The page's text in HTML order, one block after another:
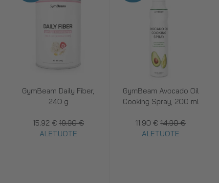
GymBeam Daily Fiber,
240 g
15.92 € 19.90 €
ALETUOTE
GymBeam Avocado Oil
Cooking Spray, 200 ml
11.90 € 14.90 €
ALETUOTE